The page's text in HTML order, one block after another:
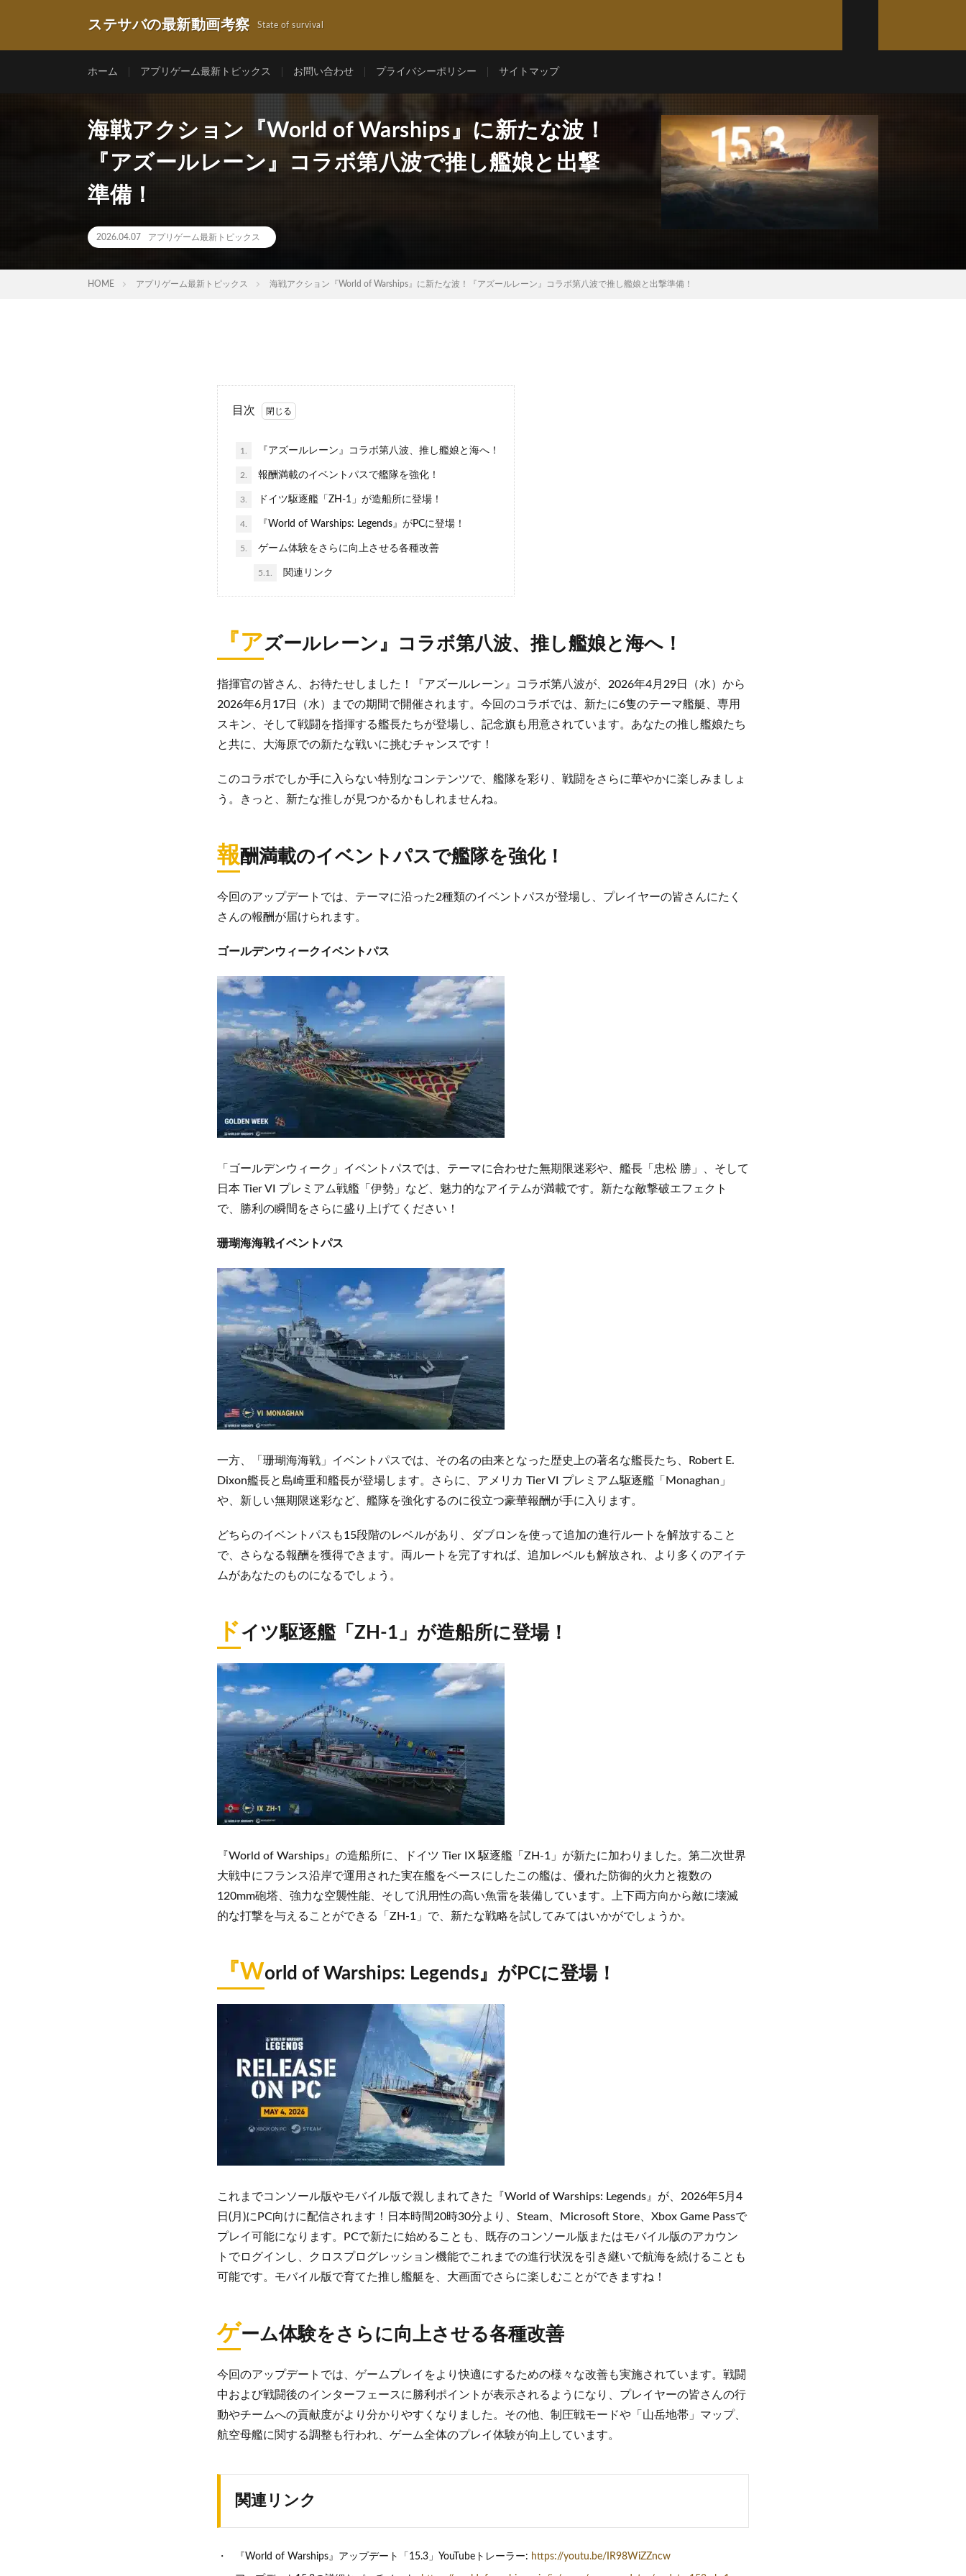
ステサバの最新動画考察 State of survival
ホーム アプリゲーム最新トピックス お問い合わせ プライバシーポリシー サイトマップ
海戦アクション『World of Warships』に新たな波！
『アズールレーン』コラボ第八波で推し艦娘と出撃
準備！
2026.04.07 アプリゲーム最新トピックス
HOME アプリゲーム最新トピックス 海戦アクション『World of Warships』に新たな波！『アズールレーン』コラボ第八波で推し艦娘と出撃準備！
目次
1. 『アズールレーン』コラボ第八波、推し艦娘と海へ！
2. 報酬満載のイベントパスで艦隊を強化！
3. ドイツ駆逐艦「ZH-1」が造船所に登場！
4. 『World of Warships: Legends』がPCに登場！
5. ゲーム体験をさらに向上させる各種改善
5.1. 関連リンク
『アズールレーン』コラボ第八波、推し艦娘と海へ！
指揮官の皆さん、お待たせしました！『アズールレーン』コラボ第八波が、2026年4月29日（水）から
2026年6月17日（水）までの期間で開催されます。今回のコラボでは、新たに6隻のテーマ艦艇、専用
スキン、そして戦闘を指揮する艦長たちが登場し、記念旗も用意されています。あなたの推し艦娘たち
と共に、大海原での新たな戦いに挑むチャンスです！
このコラボでしか手に入らない特別なコンテンツで、艦隊を彩り、戦闘をさらに華やかに楽しみましょ
う。きっと、新たな推しが見つかるかもしれませんね。
報酬満載のイベントパスで艦隊を強化！
今回のアップデートでは、テーマに沿った2種類のイベントパスが登場し、プレイヤーの皆さんにたく
さんの報酬が届けられます。
ゴールデンウィークイベントパス
「ゴールデンウィーク」イベントパスでは、テーマに合わせた無期限迷彩や、艦長「忠松 勝」、そして
日本 Tier VI プレミアム戦艦「伊勢」など、魅力的なアイテムが満載です。新たな敵撃破エフェクト
で、勝利の瞬間をさらに盛り上げてください！
珊瑚海海戦イベントパス
一方、「珊瑚海海戦」イベントパスでは、その名の由来となった歴史上の著名な艦長たち、Robert E.
Dixon艦長と島崎重和艦長が登場します。さらに、アメリカ Tier VI プレミアム駆逐艦「Monaghan」
や、新しい無期限迷彩など、艦隊を強化するのに役立つ豪華報酬が手に入ります。
どちらのイベントパスも15段階のレベルがあり、ダブロンを使って追加の進行ルートを解放すること
で、さらなる報酬を獲得できます。両ルートを完了すれば、追加レベルも解放され、より多くのアイテ
ムがあなたのものになるでしょう。
ドイツ駆逐艦「ZH-1」が造船所に登場！
『World of Warships』の造船所に、ドイツ Tier IX 駆逐艦「ZH-1」が新たに加わりました。第二次世界
大戦中にフランス沿岸で運用された実在艦をベースにしたこの艦は、優れた防御的火力と複数の
120mm砲塔、強力な空襲性能、そして汎用性の高い魚雷を装備しています。上下両方向から敵に壊滅
的な打撃を与えることができる「ZH-1」で、新たな戦略を試してみてはいかがでしょうか。
『World of Warships: Legends』がPCに登場！
これまでコンソール版やモバイル版で親しまれてきた『World of Warships: Legends』が、2026年5月4
日(月)にPC向けに配信されます！日本時間20時30分より、Steam、Microsoft Store、Xbox Game Passで
プレイ可能になります。PCで新たに始めることも、既存のコンソール版またはモバイル版のアカウン
トでログインし、クロスプログレッション機能でこれまでの進行状況を引き継いで航海を続けることも
可能です。モバイル版で育てた推し艦艇を、大画面でさらに楽しむことができますね！
ゲーム体験をさらに向上させる各種改善
今回のアップデートでは、ゲームプレイをより快適にするための様々な改善も実施されています。戦闘
中および戦闘後のインターフェースに勝利ポイントが表示されるようになり、プレイヤーの皆さんの行
動やチームへの貢献度がより分かりやすくなりました。その他、制圧戦モードや「山岳地帯」マップ、
航空母艦に関する調整も行われ、ゲーム全体のプレイ体験が向上しています。
関連リンク
『World of Warships』アップデート「15.3」YouTubeトレーラー: https://youtu.be/IR98WiZZncw